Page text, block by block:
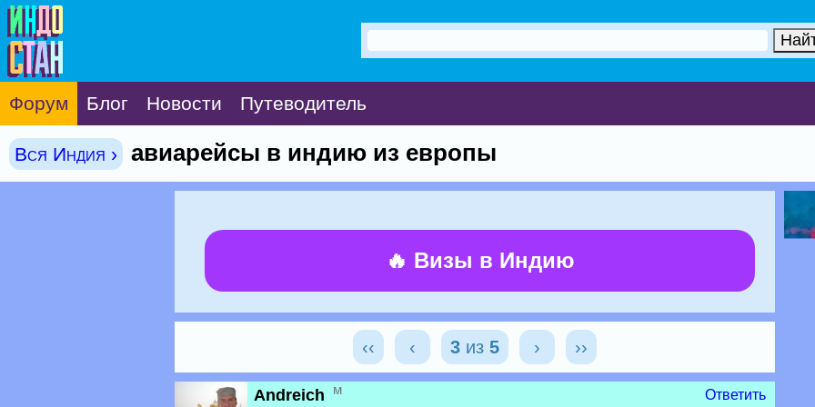
Форум Блог Новости Путеводитель
Вся Индия › авиарейсы в индию из европы
🔥 Визы в Индию
‹‹ ‹ 3 из 5 › ››
Andreich м Ответить